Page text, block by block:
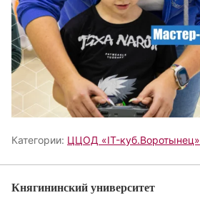
Категории: ЦЦОД «IT-куб.Воротынец»
Княгининский университет